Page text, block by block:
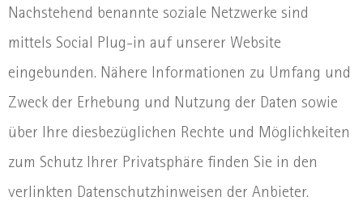
Nachstehend benannte soziale Netzwerke sind
mittels Social Plug-in auf unserer Website
eingebunden. Nähere Informationen zu Umfang und
Zweck der Erhebung und Nutzung der Daten sowie
über Ihre diesbezüglichen Rechte und Möglichkeiten
zum Schutz Ihrer Privatsphäre finden Sie in den
verlinkten Datenschutzhinweisen der Anbieter.